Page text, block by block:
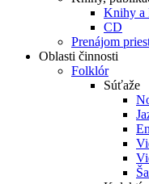
Knihy a
CD
Prenájom
Oblasti činnosti
Folklór
Súťaže